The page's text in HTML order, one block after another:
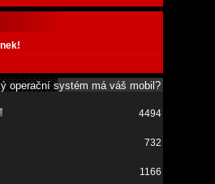
operační systém má váš mobil?
4494
732
1166